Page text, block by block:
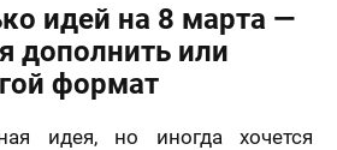
идей на 8 марта —
дополнить или
формат
идея, но иногда хочется